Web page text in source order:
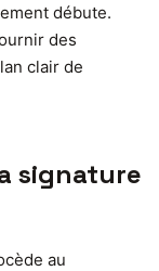
débute.
des
clair de
signature
au